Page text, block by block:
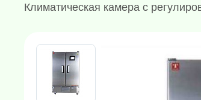
Климатическая камера с